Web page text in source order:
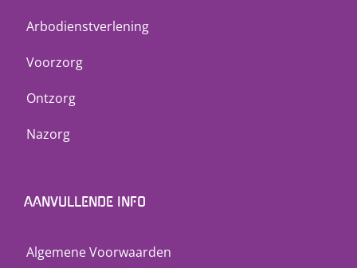
Arbodienstverlening
Voorzorg
Ontzorg
Nazorg
AANVULLENDE INFO
Algemene Voorwaarden